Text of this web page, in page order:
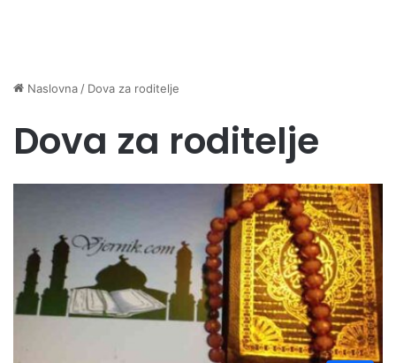
Naslovna / Dova za roditelje
Dova za roditelje